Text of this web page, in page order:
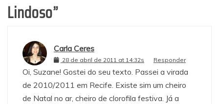
Lindoso”
Carla Ceres
28 de abril de 2011 at 14:32s Responder
Oi, Suzane! Gostei do seu texto. Passei a virada
de 2010/2011 em Recife. Existe sim um cheiro
de Natal no ar, cheiro de clorofila festiva. Já a